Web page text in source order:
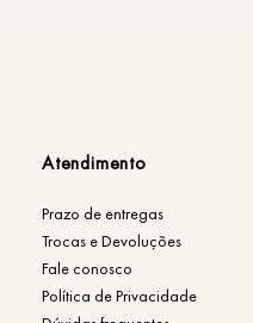
Atendimento
Prazo de entregas
Trocas e Devoluções
Fale conosco
Política de Privacidade